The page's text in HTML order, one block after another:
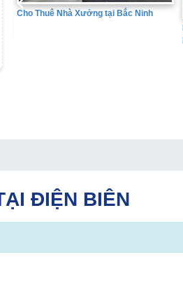
Cho Thuê Nhà Xưởng tại Bắc Ninh
ĐIỆN BIÊN